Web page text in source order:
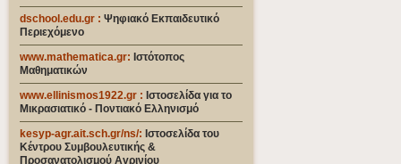
dschool.edu.gr : Ψηφιακό Εκπαιδευτικό
Περιεχόμενο
www.mathematica.gr: Ιστότοπος
Μαθηματικών
www.ellinismos1922.gr : Ιστοσελίδα για το
Μικρασιατικό - Ποντιακό Ελληνισμό
kesyp-agr.ait.sch.gr/ns/: Ιστοσελίδα του
Κέντρου Συμβουλευτικής &
Προσανατολισμού Αγρινίου